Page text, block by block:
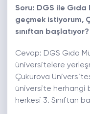
Soru: DGS ile
geçmek istiyorum,
sınıftan başlatıyor?
Cevap: DGS Gıda
üniversitelere
Çukurova
üniversite herhangi
herkesi 3. Sınıftan